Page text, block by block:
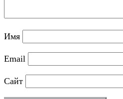
Имя
Email
Сайт